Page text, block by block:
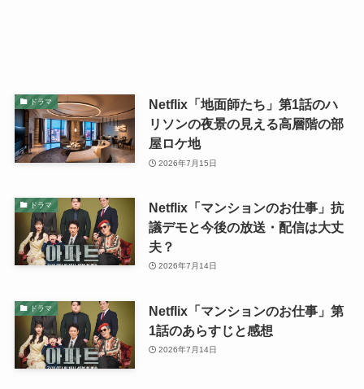
ドラマ
Netflix「地面師たち」第1話のハ
リソンの夜景の見える高層階の部
屋ロケ地
2026年7月15日
ドラマ
Netflix「マンションのお仕事」抗
議デモと今後の放送・配信は大丈
夫？
2026年7月14日
ドラマ
Netflix「マンションのお仕事」第
1話のあらすじと感想
2026年7月14日